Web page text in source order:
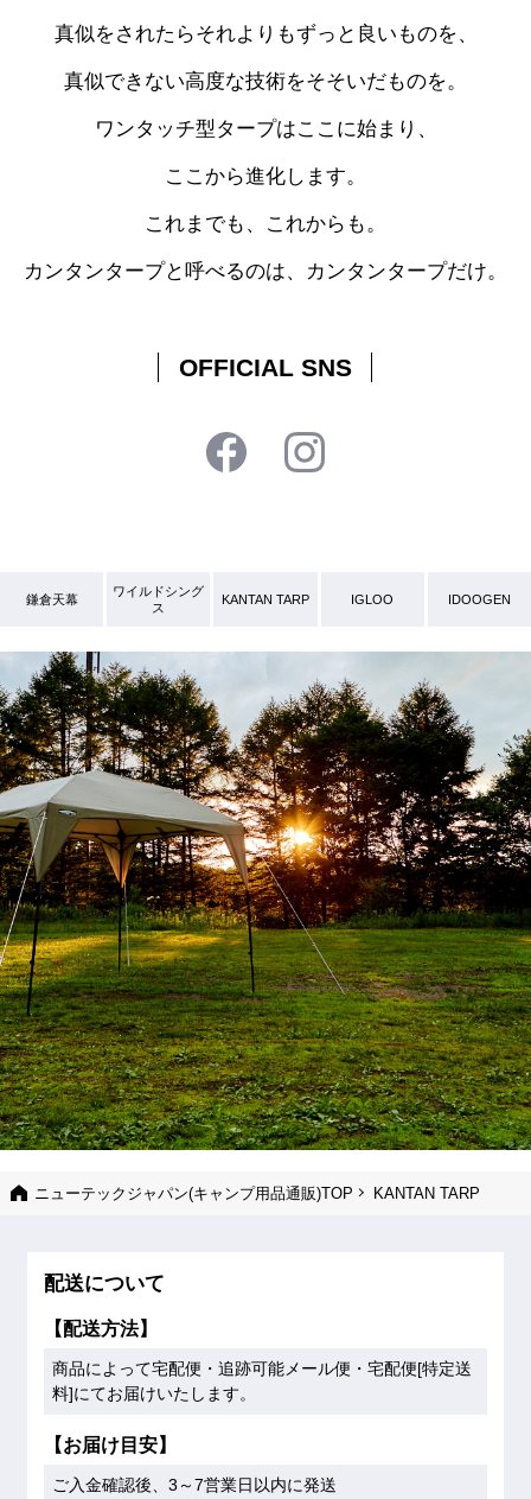
真似をされたらそれよりもずっと良いものを、
真似できない高度な技術をそそいだものを。
ワンタッチ型タープはここに始まり、
ここから進化します。
これまでも、これからも。
カンタンタープと呼べるのは、カンタンタープだけ。
OFFICIAL SNS
鎌倉天幕
ワイルドシング
ス
KANTAN TARP IGLOO IDOOGEN
ニューテックジャパン(キャンプ用品通販)TOP KANTAN TARP
配送について
【配送方法】
商品によって宅配便・追跡可能メール便・宅配便[特定送
料]にてお届けいたします。
【お届け目安】
ご入金確認後、3～7営業日以内に発送